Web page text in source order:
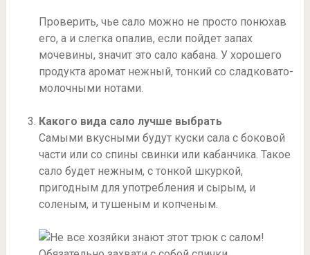
Проверить, чье сало можно не просто понюхав
его, а и слегка опалив, если пойдет запах
мочевины, значит это сало кабана. У хорошего
продукта аромат нежный, тонкий со сладковато-
молочными нотами.
Какого вида сало лучше выбрать
Самыми вкусными будут куски сала с боковой
части или со спины свинки или кабанчика. Такое
сало будет нежным, с тонкой шкуркой,
пригодным для употребления и сырым, и
соленым, и тушеным и копченым.